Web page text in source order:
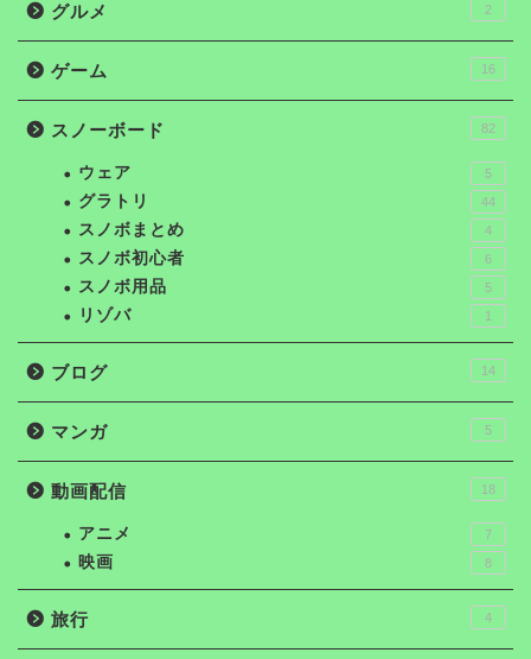
グルメ 2
ゲーム 16
スノーボード 82
ウェア 5
グラトリ 44
スノボまとめ 4
スノボ初心者 6
スノボ用品 5
リゾバ 1
ブログ 14
マンガ 5
動画配信 18
アニメ 7
映画 8
旅行 4